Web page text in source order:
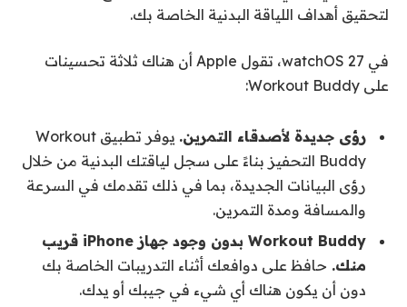
لتحقيق أهداف اللياقة البدنية الخاصة بك.
في watchOS 27، تقول Apple أن هناك ثلاثة تحسينات
على Workout Buddy:
رؤى جديدة لأصدقاء التمرين.
يوفر تطبيق Workout
Buddy التحفيز بناءً على سجل لياقتك البدنية من خلال
رؤى البيانات الجديدة، بما في ذلك تقدمك في السرعة
والمسافة ومدة التمرين.
Workout Buddy بدون وجود جهاز iPhone قريب
منك. حافظ على دوافعك أثناء التدريبات الخاصة بك
دون أن يكون هناك أي شيء في جيبك أو يدك.